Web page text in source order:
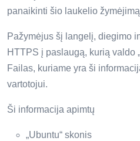
panaikinti šio laukelio
Pažymėjus šį langelį, diegimo
HTTPS į paslaugą, kurią valdo
Failas, kuriame yra ši
vartotojui.
Ši informacija apimtų
„Ubuntu“ skonis